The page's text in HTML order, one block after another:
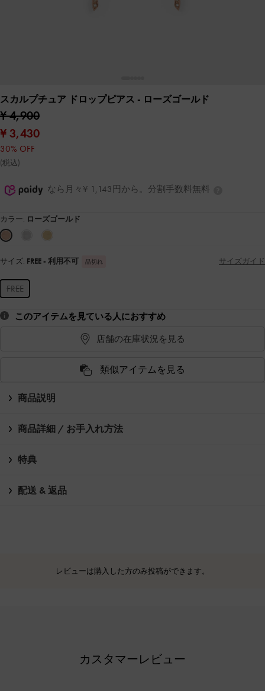
スカルプチュア ドロップピアス - ローズゴールド
¥ 4,900
¥ 3,430
30% OFF
(税込)
なら月々¥ 1,143円から。分割手数料無料
カラー: ローズゴールド
サイズ: FREE - 利用不可 品切れ サイズガイド
FREE
このアイテムを見ている人におすすめ
店舗の在庫状況を見る
類似アイテムを見る
商品説明
商品詳細 / お手入れ方法
特典
配送 & 返品
レビューは購入した方のみ投稿ができます。
カスタマーレビュー